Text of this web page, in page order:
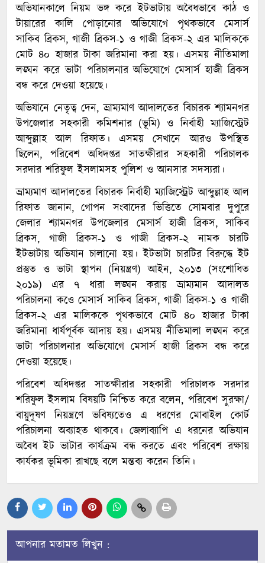
অভিযানকালে নিয়ম ভঙ্গ করে ইটভাটায় অবৈধভাবে কাঠ ও
টায়ারের কালি পোড়ানোর অভিযোগে পৃথকভাবে মেসার্স
সাকিব ব্রিকস, গাজী ব্রিকস-১ ও গাজী ব্রিকস-২ এর মালিককে
মোট ৪০ হাজার টাকা জরিমানা করা হয়। এসময় নীতিমালা
লঙ্ঘন করে ভাটা পরিচালনার অভিযোগে মেসার্স হাজী ব্রিকস
বন্ধ করে দেওয়া হয়েছে।
অভিযানে নেতৃত্ব দেন, ভ্রাম্যমাণ আদালতের বিচারক শ্যামনগর
উপজেলার সহকারী কমিশনার (ভূমি) ও নির্বাহী ম্যাজিস্ট্রেট
আব্দুল্লাহ আল রিফাত। এসময় সেখানে আরও উপস্থিত
ছিলেন, পরিবেশ অধিদপ্তর সাতক্ষীরার সহকারী পরিচালক
সরদার শরিফুল ইসলামসহ পুলিশ ও আনসার সদস্যরা।
ভ্রাম্যমাণ আদালতের বিচারক নির্বাহী ম্যাজিস্ট্রেট আব্দুল্লাহ আল
রিফাত জানান, গোপন সংবাদের ভিত্তিতে সোমবার দুপুরে
জেলার শ্যামনগর উপজেলার মেসার্স হাজী ব্রিকস, সাকিব
ব্রিকস, গাজী ব্রিকস-১ ও গাজী ব্রিকস-২ নামক চারটি
ইটভাটায় অভিযান চালানো হয়। ইটভাটা চারটির বিরুদ্ধে ইট
প্রস্তুত ও ভাটা স্থাপন (নিয়ন্ত্রণ) আইন, ২০১৩ (সংশোধিত
২০১৯) এর ৭ ধারা লঙ্ঘন করায় ভ্রাম্যমান আদালত
পরিচালনা কওে মেসার্স সাকিব ব্রিকস, গাজী ব্রিকস-১ ও গাজী
ব্রিকস-২ এর মালিককে পৃথকভাবে মোট ৪০ হাজার টাকা
জরিমানা ধার্যপূর্বক আদায় হয়। এসময় নীতিমালা লঙ্ঘন করে
ভাটা পরিচালনার অভিযোগে মেসার্স হাজী ব্রিকস বন্ধ করে
দেওয়া হয়েছে।
পরিবেশ অধিদপ্তর সাতক্ষীরার সহকারী পরিচালক সরদার
শরিফুল ইসলাম বিষয়টি নিশ্চিত করে বলেন, পরিবেশ সুরক্ষা/
বায়ুদূষণ নিয়ন্ত্রণে ভবিষ্যতেও এ ধরণের মোবাইল কোর্ট
পরিচালনা অব্যাহত থাকবে। জেলাব্যাপি এ ধরনের অভিযান
অবৈধ ইট ভাটার কার্যক্রম বন্ধ করতে এবং পরিবেশ রক্ষায়
কার্যকর ভূমিকা রাখছে বলে মন্তব্য করেন তিনি।
আপনার মতামত লিখুন :